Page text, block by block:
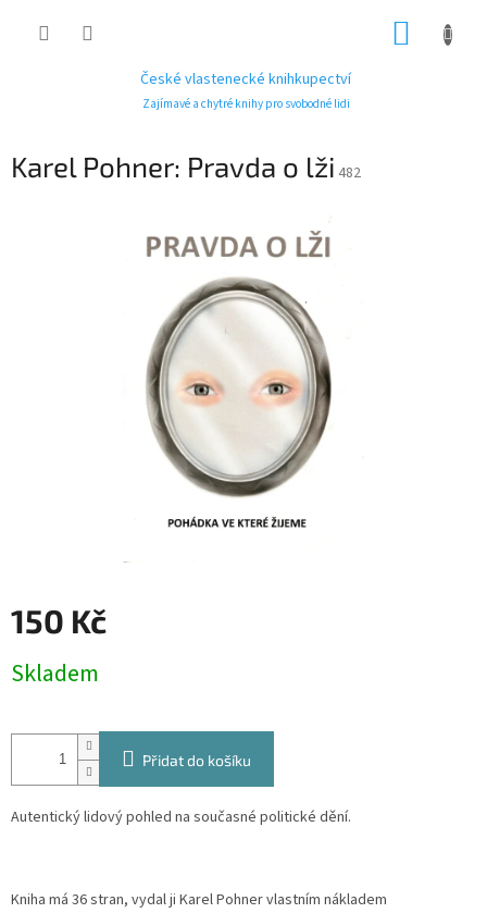
České vlastenecké knihkupectví
Zajímavé a chytré knihy pro svobodné lidi
Karel Pohner: Pravda o lži 482
150 Kč
cena:
Skladem
Přidat do košíku
Autentický lidový pohled na současné politické dění.
Kniha má 36 stran, vydal ji Karel Pohner vlastním nákladem